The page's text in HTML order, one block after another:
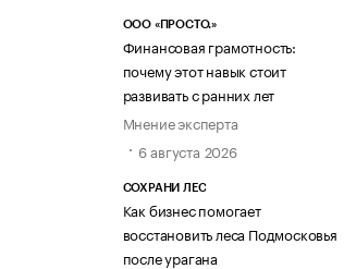
ООО «ПРОСТО.»
Финансовая грамотность:
почему этот навык стоит
развивать с ранних лет
Мнение эксперта
6 августа 2026
СОХРАНИ ЛЕС
Как бизнес помогает
восстановить леса Подмосковья
после урагана